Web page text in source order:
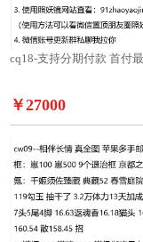
cq18-支持分期付款 首付
￥27000